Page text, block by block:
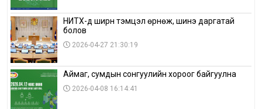
НИТХ-д ширүүн тэмцэл өрнөж, шинэ даргатай
болов
2026-04-27 21:30:19
Аймаг, сумдын сонгуулийн хороог байгуулна
2026-04-08 16:14:41